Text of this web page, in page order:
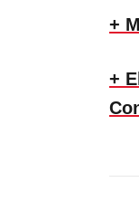
+
+